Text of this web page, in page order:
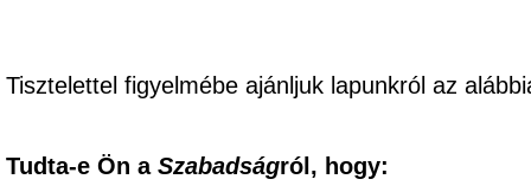
Tisztelettel figyelmébe ajánljuk lapunkról az
Tudta-e Ön a Szabadságról, hogy: